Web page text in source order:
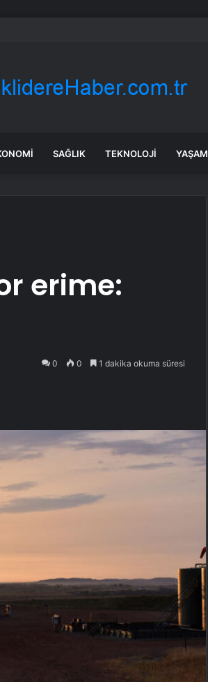
ölü bulundu
SAĞLIK TEKNOLOJI YAŞAM
erime:
0 0 1 dakika okuma süresi